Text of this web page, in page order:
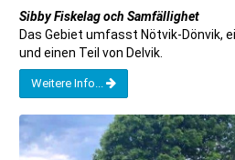
Sibby Fiskelag och Samfällighet
Das Gebiet umfasst Nötvik-Dönvik,
und einen Teil von Delvik.
Weitere Info...